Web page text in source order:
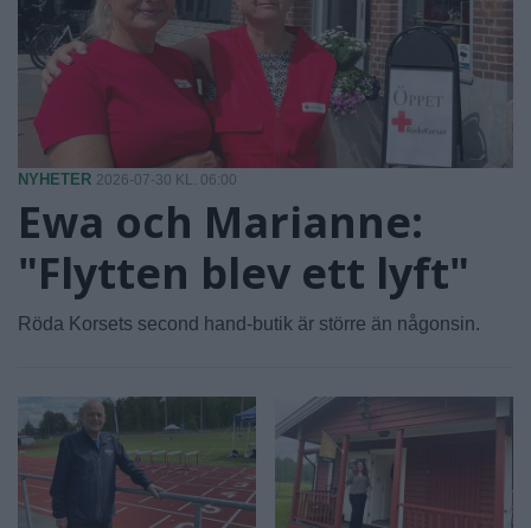
NYHETER 2026-07-30 KL. 06:00
Ewa och Marianne:
"Flytten blev ett lyft"
Röda Korsets second hand-butik är större än någonsin.